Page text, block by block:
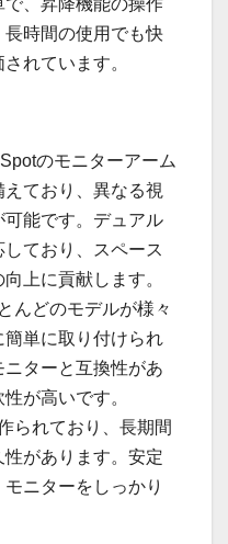
、昇降機能の操作
長時間の使用でも快
れています。
のモニターアーム
ており、異なる視
能です。デュアル
ており、スペース
上に貢献します。
んどのモデルが様々
単に取り付けられ
ターと互換性があ
が高いです。
られており、長期間
があります。安定
ニターをしっかり